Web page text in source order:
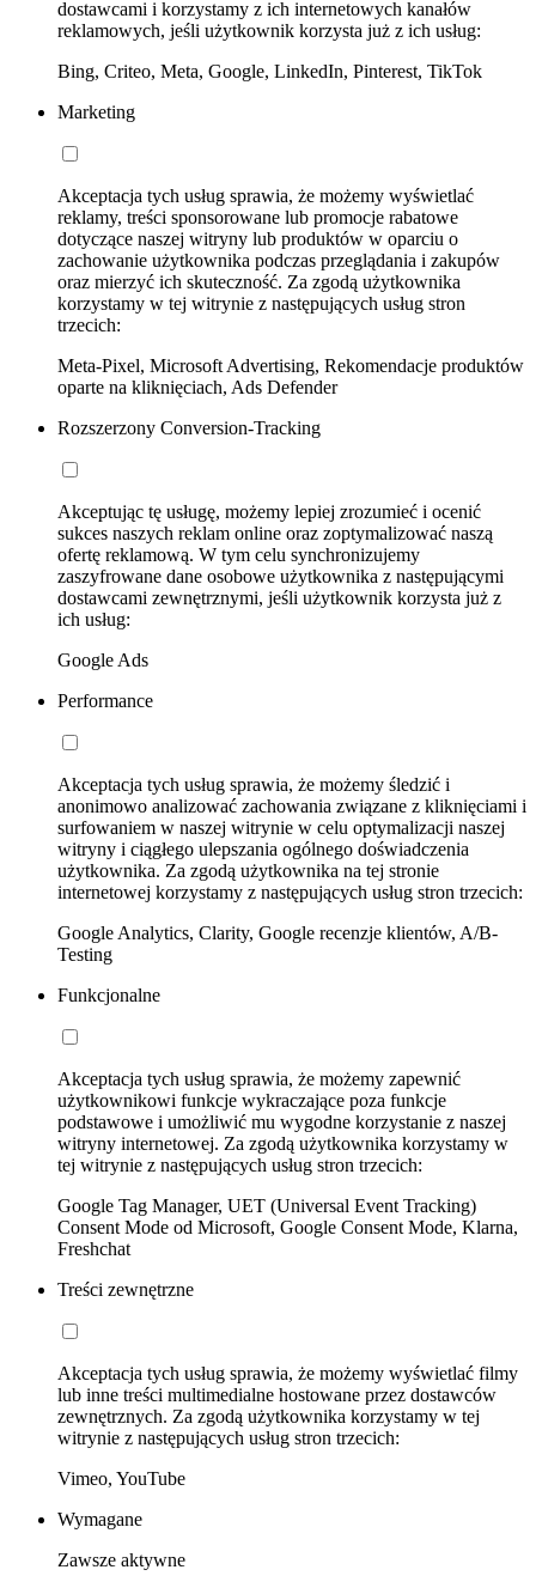
dostawcami i korzystamy z ich internetowych kanałów
reklamowych, jeśli użytkownik korzysta już z ich usług:
Bing, Criteo, Meta, Google, LinkedIn, Pinterest, TikTok
Marketing
Akceptacja tych usług sprawia, że możemy wyświetlać
reklamy, treści sponsorowane lub promocje rabatowe
dotyczące naszej witryny lub produktów w oparciu o
zachowanie użytkownika podczas przeglądania i zakupów
oraz mierzyć ich skuteczność. Za zgodą użytkownika
korzystamy w tej witrynie z następujących usług stron
trzecich:
Meta-Pixel, Microsoft Advertising, Rekomendacje produktów
oparte na kliknięciach, Ads Defender
Rozszerzony Conversion-Tracking
Akceptując tę usługę, możemy lepiej zrozumieć i ocenić
sukces naszych reklam online oraz zoptymalizować naszą
ofertę reklamową. W tym celu synchronizujemy
zaszyfrowane dane osobowe użytkownika z następującymi
dostawcami zewnętrznymi, jeśli użytkownik korzysta już z
ich usług:
Google Ads
Performance
Akceptacja tych usług sprawia, że możemy śledzić i
anonimowo analizować zachowania związane z kliknięciami i
surfowaniem w naszej witrynie w celu optymalizacji naszej
witryny i ciągłego ulepszania ogólnego doświadczenia
użytkownika. Za zgodą użytkownika na tej stronie
internetowej korzystamy z następujących usług stron trzecich:
Google Analytics, Clarity, Google recenzje klientów, A/B-
Testing
Funkcjonalne
Akceptacja tych usług sprawia, że możemy zapewnić
użytkownikowi funkcje wykraczające poza funkcje
podstawowe i umożliwić mu wygodne korzystanie z naszej
witryny internetowej. Za zgodą użytkownika korzystamy w
tej witrynie z następujących usług stron trzecich:
Google Tag Manager, UET (Universal Event Tracking)
Consent Mode od Microsoft, Google Consent Mode, Klarna,
Freshchat
Treści zewnętrzne
Akceptacja tych usług sprawia, że możemy wyświetlać filmy
lub inne treści multimedialne hostowane przez dostawców
zewnętrznych. Za zgodą użytkownika korzystamy w tej
witrynie z następujących usług stron trzecich:
Vimeo, YouTube
Wymagane
Zawsze aktywne